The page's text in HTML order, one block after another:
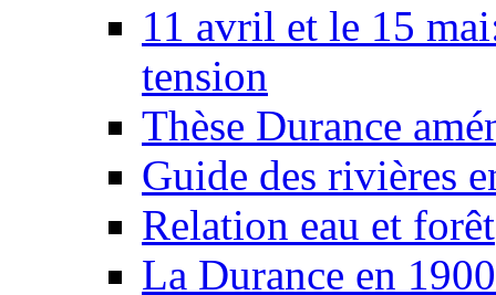
11 avril et le 15
tension
Thèse Durance
Guide des rivières
Relation eau et forêt
La Durance en 1900